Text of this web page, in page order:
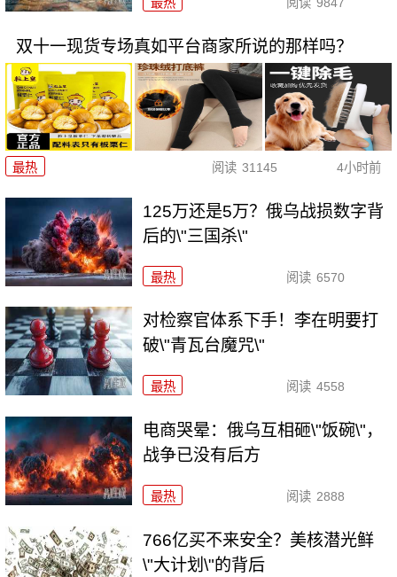
最热 阅读 9847
双十一现货专场真如平台商家所说的那样吗？
最热 阅读 31145 4小时前
125万还是5万？俄乌战损数字背
后的\"三国杀\"
最热 阅读 6570
对检察官体系下手！李在明要打
破\"青瓦台魔咒\"
最热 阅读 4558
电商哭晕：俄乌互相砸\"饭碗\"，
战争已没有后方
最热 阅读 2888
766亿买不来安全？美核潜光鲜
\"大计划\"的背后